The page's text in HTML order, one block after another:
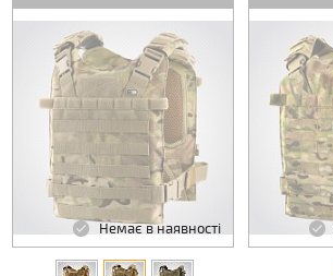
Немає в наявності